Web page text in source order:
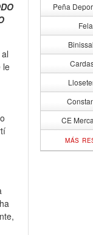
le
Peña
CE
MÁS